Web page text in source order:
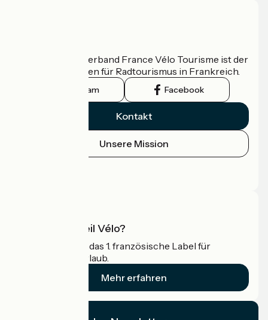
Der nationale Verband France Vélo Tourisme ist der
offizielle Leitfaden für Radtourismus in Frankreich.
Instagram Facebook
Kontakt
Unsere Mission
Was ist Accueil Vélo?
Accueil Vélo ist das 1. französische Label für
Radfahrer im Urlaub.
Mehr erfahren